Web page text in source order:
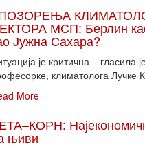
МСП: Берлин
Јужна Сахара?
је критична – гласила
климатолога Лучке
More
њиви